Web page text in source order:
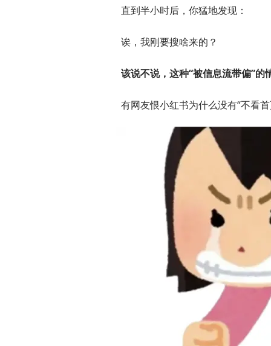
直到半小时后，你猛地发现：
诶，我刚要搜啥来的？
该说不说，这种“被信息流带偏”
有网友恨小红书为什么没有“不看